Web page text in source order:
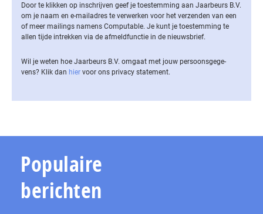
Door te klikken op inschrijven geef je toestemming aan Jaarbeurs B.V.
om je naam en e-mailadres te verwerken voor het verzenden van een
of meer mailings namens Computable. Je kunt je toestemming te
allen tijde intrekken via de af­meld­func­tie in de nieuwsbrief.
Wil je weten hoe Jaarbeurs B.V. omgaat met jouw per­soons­ge­ge­
vens? Klik dan hier voor ons privacy statement.
Populaire
berichten